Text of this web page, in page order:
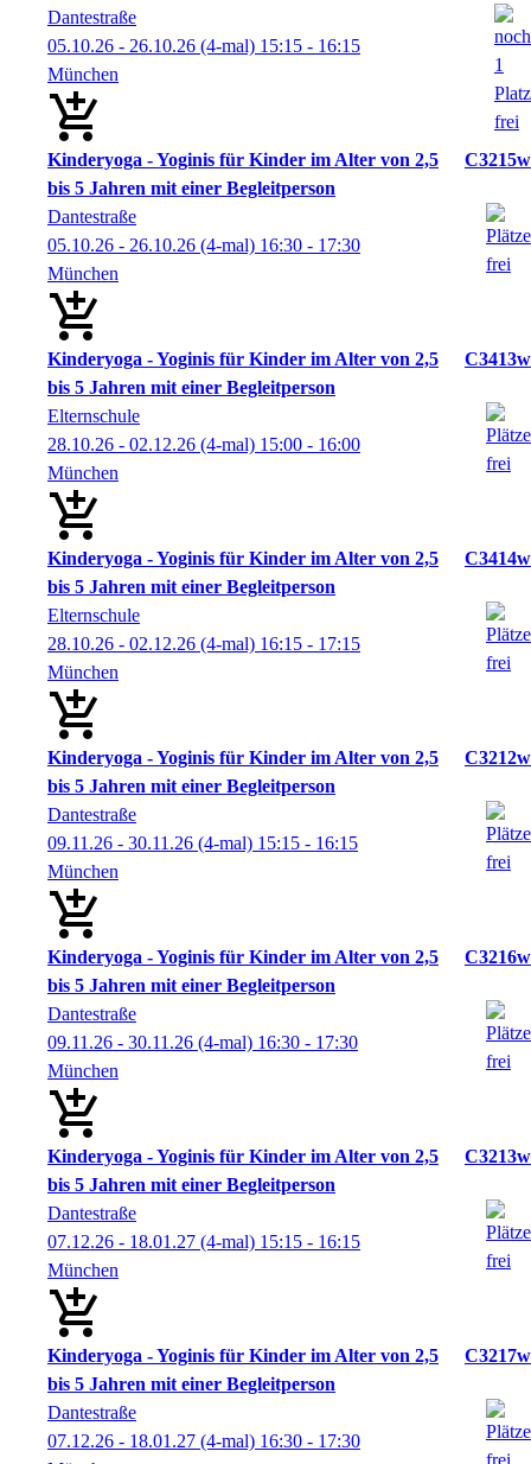
Dantestraße
05.10.26 - 26.10.26 (4-mal) 15:15 - 16:15
München
Kinderyoga - Yoginis für Kinder im Alter von 2,5
bis 5 Jahren mit einer Begleitperson
C3215w
Dantestraße
05.10.26 - 26.10.26 (4-mal) 16:30 - 17:30
München
Kinderyoga - Yoginis für Kinder im Alter von 2,5
bis 5 Jahren mit einer Begleitperson
C3413w
Elternschule
28.10.26 - 02.12.26 (4-mal) 15:00 - 16:00
München
Kinderyoga - Yoginis für Kinder im Alter von 2,5
bis 5 Jahren mit einer Begleitperson
C3414w
Elternschule
28.10.26 - 02.12.26 (4-mal) 16:15 - 17:15
München
Kinderyoga - Yoginis für Kinder im Alter von 2,5
bis 5 Jahren mit einer Begleitperson
C3212w
Dantestraße
09.11.26 - 30.11.26 (4-mal) 15:15 - 16:15
München
Kinderyoga - Yoginis für Kinder im Alter von 2,5
bis 5 Jahren mit einer Begleitperson
C3216w
Dantestraße
09.11.26 - 30.11.26 (4-mal) 16:30 - 17:30
München
Kinderyoga - Yoginis für Kinder im Alter von 2,5
bis 5 Jahren mit einer Begleitperson
C3213w
Dantestraße
07.12.26 - 18.01.27 (4-mal) 15:15 - 16:15
München
Kinderyoga - Yoginis für Kinder im Alter von 2,5
bis 5 Jahren mit einer Begleitperson
C3217w
Dantestraße
07.12.26 - 18.01.27 (4-mal) 16:30 - 17:30